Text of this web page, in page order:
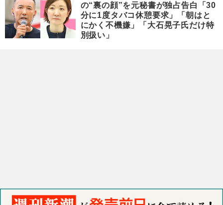
の“裏の顔”を元秘書が独占告白「30
分に1度タバコ休憩要求」「朝はと
にかく不機嫌」「大石晃子氏だけ特
別扱い」